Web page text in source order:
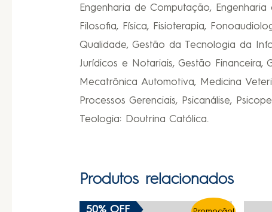
Engenharia de Computação,
Filosofia, Física, Fisioterapia,
Qualidade, Gestão da Tecnologia da
Jurídicos e Notariais, Gestão Financeira,
Mecatrônica Automotiva, Medicina
Processos Gerenciais, Psicanálise,
Teologia: Doutrina Católica.
Produtos relacionados
50% OFF